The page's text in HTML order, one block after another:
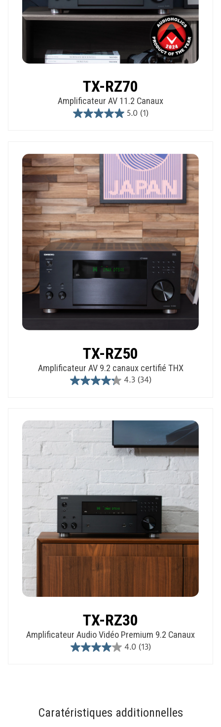
TX-RZ70
Amplificateur AV 11.2 Canaux
5.0 (1)
5.0
stars.
TX-RZ50
Amplificateur AV 9.2 canaux certifié THX
4.3 (34)
4.3
reviews
TX-RZ30
Amplificateur Audio Vidéo Premium 9.2 Canaux
4.0 (13)
4.0
reviews
Caratéristiques additionnelles